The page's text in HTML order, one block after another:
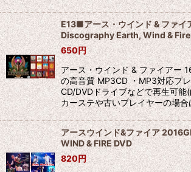
E13■アース・ウインド & ファイ
Discography Earth, Wind &
650円
アース・ウインド & ファイアー
の高音質 MP3CD ・MP3対応プ
CD/DVDドライブなどで再生可能
カーステや古いプレイヤーの場
アースウインド&ファイア
WIND & FIRE DVD
820円